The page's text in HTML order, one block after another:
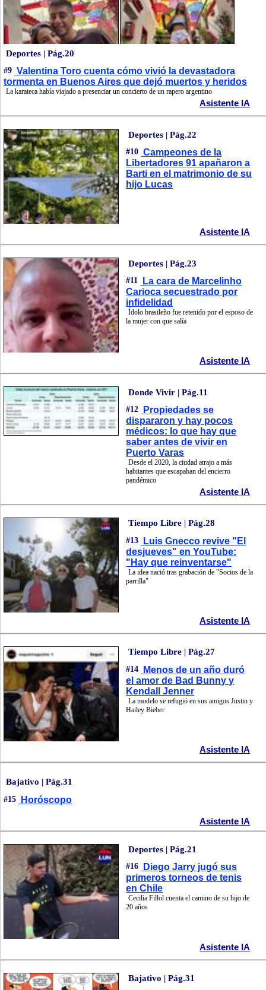
Deportes | Pág.20
#9 Valentina Toro cuenta cómo vivió la devastadora
tormenta en Buenos Aires que dejó muertos y heridos
La karateca había viajado a presenciar un concierto de un rapero argentino
Asistente IA
Deportes | Pág.22
#10 Campeones de la
Libertadores 91 apañaron a
Barti en el matrimonio de su
hijo Lucas
Asistente IA
Deportes | Pág.23
#11
La cara de Marcelinho
Carioca secuestrado por
infidelidad
Ídolo brasileño fue retenido por el esposo de
la mujer con que salía
Asistente IA
Donde Vivir | Pág.11
#12
Propiedades se
dispararon y hay pocos
médicos: lo que hay que
saber antes de vivir en
Puerto Varas
Desde el 2020, la ciudad atrajo a más
habitantes que escapaban del encierro
pandémico
Asistente IA
Tiempo Libre | Pág.28
#13
Luis Gnecco revive "El
desjueves" en YouTube:
"Hay que reinventarse"
La idea nació tras grabación de "Socios de la
parrilla"
Asistente IA
Tiempo Libre | Pág.27
#14
Menos de un año duró
el amor de Bad Bunny y
Kendall Jenner
La modelo se refugió en sus amigos Justin y
Hailey Bieber
Asistente IA
Bajativo | Pág.31
#15 Horóscopo
Asistente IA
Deportes | Pág.21
#16
Diego Jarry jugó sus
primeros torneos de tenis
en Chile
Cecilia Fillol cuenta el camino de su hijo de
20 años
Asistente IA
Bajativo | Pág.31